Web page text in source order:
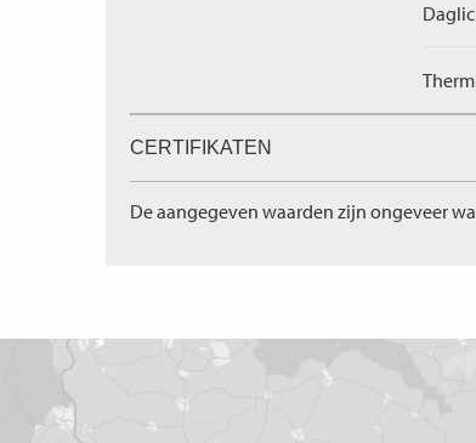
CERTIFIKATEN
De aangegeven waarden zijn ongeveer